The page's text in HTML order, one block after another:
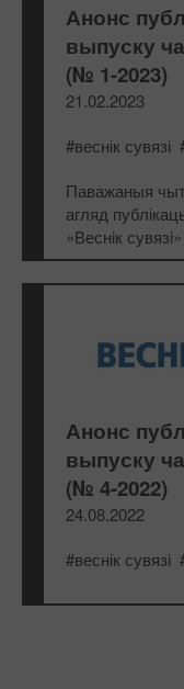
Анонс
выпуску
(№ 1-2023)
21.02.2023
#веснік сувязі
Паважаныя
агляд
«Веснiк
Анонс
выпуску
(№ 4-2022)
24.08.2022
#веснік сувязі